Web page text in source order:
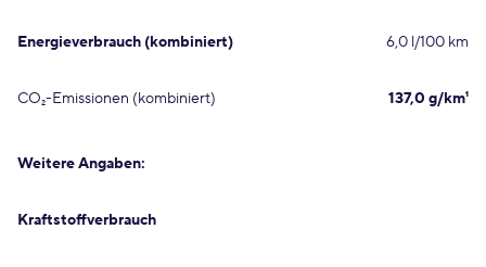
Energieverbrauch (kombiniert) 6,0 l/100 km
CO₂-Emissionen (kombiniert) 137,0 g/km¹
Weitere Angaben:
Kraftstoffverbrauch